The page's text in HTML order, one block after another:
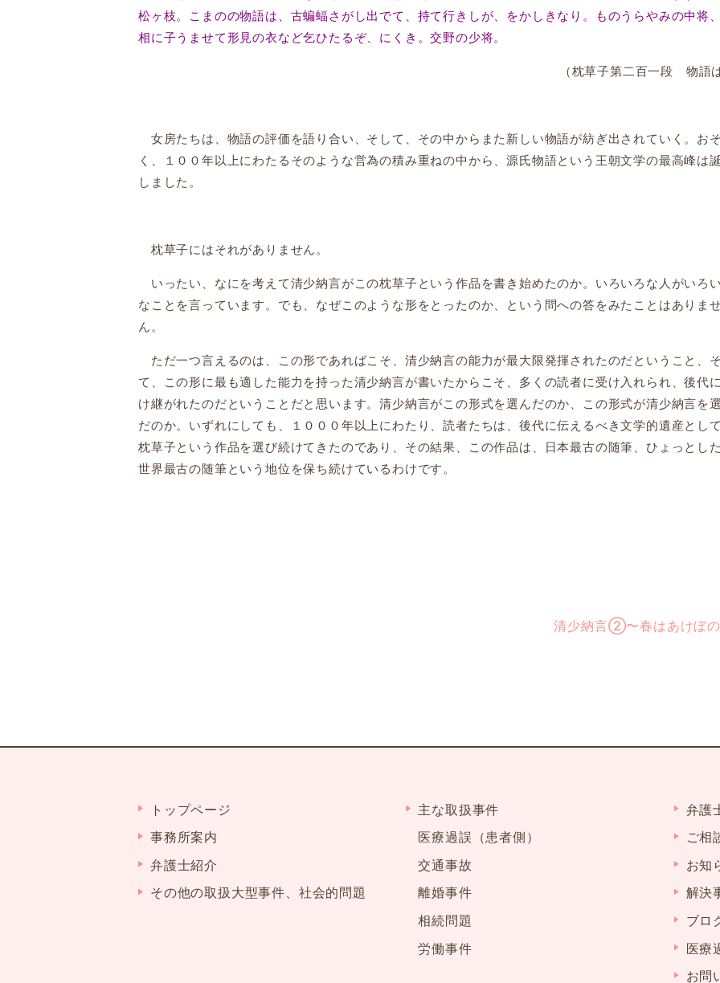
松ヶ枝。こまのの物語は、古蝙蝠さがし出でて、持て行きしが、をかしきなり。ものうらやみの中将
相に子うませて形見の衣など乞ひたるぞ、にくき。交野の少将。
（枕草子第二百一段 物語は
女房たちは、物語の評価を語り合い、そして、その中からまた新しい物語が紡ぎ出されていく。お
く、１００年以上にわたるそのような営為の積み重ねの中から、源氏物語という王朝文学の最高峰は
しました。
枕草子にはそれがありません。
いったい、なにを考えて清少納言がこの枕草子という作品を書き始めたのか。いろいろな人がいろ
なことを言っています。でも、なぜこのような形をとったのか、という問への答をみたことはありま
ん。
ただ一つ言えるのは、この形であればこそ、清少納言の能力が最大限発揮されたのだということ、
て、この形に最も適した能力を持った清少納言が書いたからこそ、多くの読者に受け入れられ、後代
け継がれたのだということだと思います。清少納言がこの形式を選んだのか、この形式が清少納言を
だのか。いずれにしても、１０００年以上にわたり、読者たちは、後代に伝えるべき文学的遺産として
枕草子という作品を選び続けてきたのであり、その結果、この作品は、日本最古の随筆、ひょっとし
世界最古の随筆という地位を保ち続けているわけです。
清少納言②〜春はあけぼの
トップページ
事務所案内
弁護士紹介
その他の取扱大型事件、社会的問題
主な取扱事件
医療過誤（患者側）
交通事故
離婚事件
相続問題
労働事件
弁護
ご相
お知
解決
ブロ
医療
お問